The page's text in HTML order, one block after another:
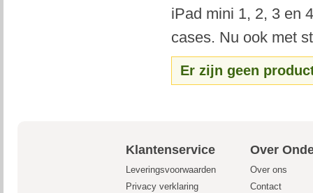
iPad mini 1, 2, 3 en
cases. Nu ook met
Er zijn geen
Klantenservice Over
Leveringsvoorwaarden
Over ons
Privacy verklaring
Contact